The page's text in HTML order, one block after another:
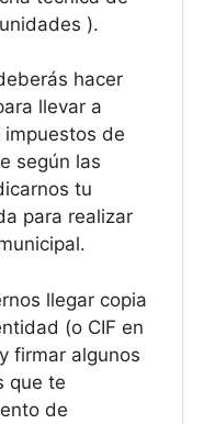
).
hacer
llevar a
de
según las
tu
para realizar
llegar copia
(o CIF en
firmar algunos
que te
de